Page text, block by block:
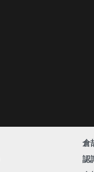
倉
認